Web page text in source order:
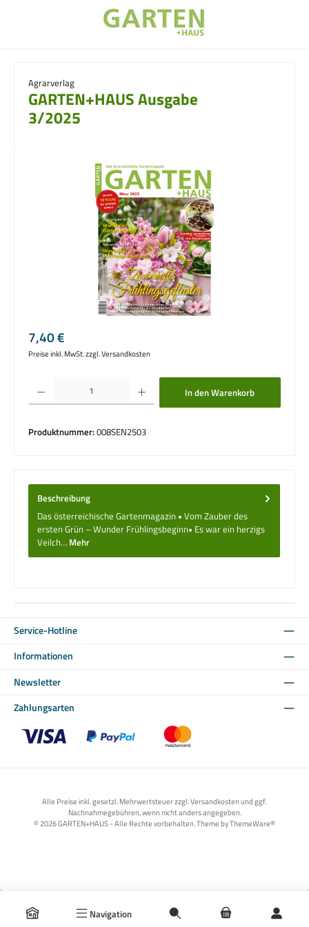
Navigation
Agrarverlag
GARTEN+HAUS Ausgabe
3/2025
Bildergalerie überspringen
Regulärer Preis:
7,40 €
Preise inkl. MwSt. zzgl. Versandkosten
Produkt Anzahl: Gib den gewünschten Wert ein oder benutze die Schaltflächen um
In den Warenkorb
Produktnummer:008SEN2503
Beschreibung
Das österreichische Gartenmagazin • Vom Zauber des
ersten Grün – Wunder Frühlingsbeginn• Es war ein herzigs
Veilch… Mehr
Service-Hotline
Informationen
Newsletter
Zahlungsarten
Alle Preise inkl. gesetzl. Mehrwertsteuer zzgl. Versandkosten und ggf.
Nachnahmegebühren, wenn nicht anders angegeben.
© 2026 GARTEN+HAUS - Alle Rechte vorbehalten. Theme byThemeWare®